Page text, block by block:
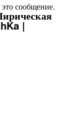
сообщение.
|